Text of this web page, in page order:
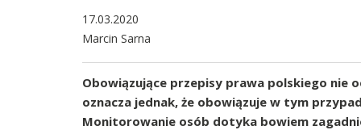
17.03.2020
Marcin Sarna
Obowiązujące przepisy prawa polskiego nie
oznacza jednak, że obowiązuje w tym
Monitorowanie osób dotyka bowiem